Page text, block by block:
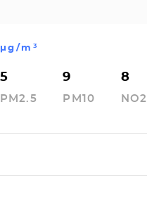
µg/m³
5
PM2.5
9
PM10
8
NO2